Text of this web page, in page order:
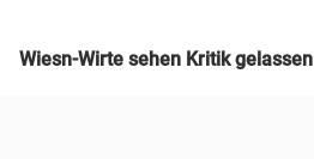
Wiesn-Wirte sehen Kritik gelassen